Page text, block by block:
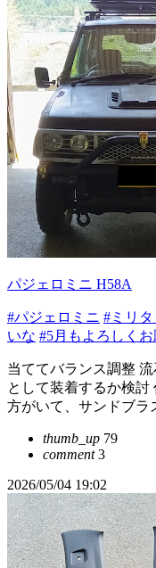
パジェロミニ H58A
#パジェロミニ #ミリ
いな #5月もよろしく
当ててバランス調整
として装着するか検討
方がいて、サンドブラ
thumb_up 79
comment3
2026/05/04 19:02